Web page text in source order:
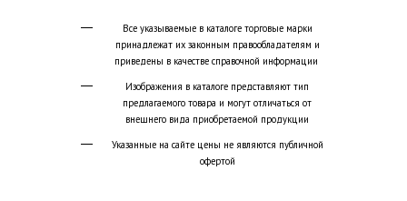
Все указываемые в каталоге торговые марки
принадлежат их законным правообладателям и
приведены в качестве справочной информации
Изображения в каталоге представляют тип
предлагаемого товара и могут отличаться от
внешнего вида приобретаемой продукции
Указанные на сайте цены не являются публичной
офертой